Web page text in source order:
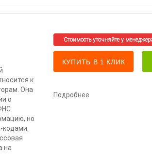
к
Она
о
но
кодами.
на
КУПИТЬ В 1 КЛИК
Подробнее